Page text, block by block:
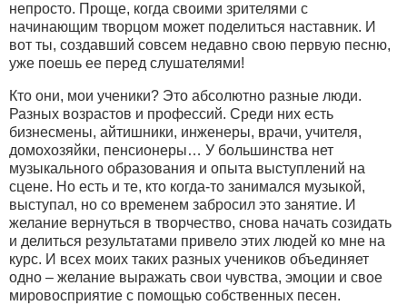
непросто. Проще, когда своими зрителями с
начинающим творцом может поделиться наставник. И
вот ты, создавший совсем недавно свою первую песню,
уже поешь ее перед слушателями!
Кто они, мои ученики? Это абсолютно разные люди.
Разных возрастов и профессий. Среди них есть
бизнесмены, айтишники, инженеры, врачи, учителя,
домохозяйки, пенсионеры… У большинства нет
музыкального образования и опыта выступлений на
сцене. Но есть и те, кто когда-то занимался музыкой,
выступал, но со временем забросил это занятие. И
желание вернуться в творчество, снова начать созидать
и делиться результатами привело этих людей ко мне на
курс. И всех моих таких разных учеников объединяет
одно – желание выражать свои чувства, эмоции и свое
мировосприятие с помощью собственных песен.